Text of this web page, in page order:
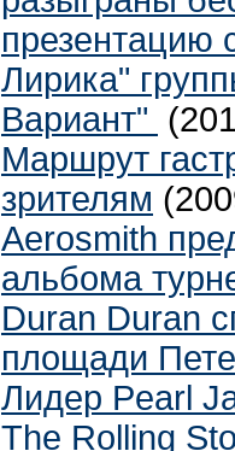
презентацию
Лирика"
Вариант"
Маршрут
зрителям
Aerosmith
альбома
Duran Duran
площади
Лидер Pearl
The Rolling